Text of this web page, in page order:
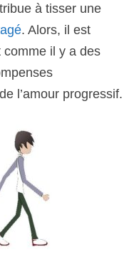
à tisser une
. Alors, il est
il y a des
l’amour progressif.